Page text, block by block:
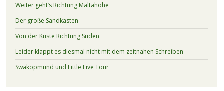
Weiter geht’s Richtung Maltahohe
Der große Sandkasten
Von der Küste Richtung Süden
Leider klappt es diesmal nicht mit dem zeitnahen Schreiben
Swakopmund und Little Five Tour